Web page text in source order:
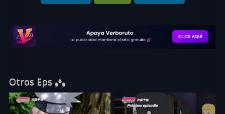
Capítulo 123 Sub Español Completo
online gratis. Disfruta de Boruto capítulo
Online en verboruto.online
Otros Eps ❟❛❟